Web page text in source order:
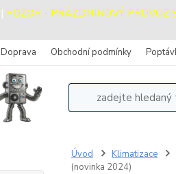
| POZOR - PRÁZDNINOVÝ
Doprava Obchodní podmínky
Úvod Klimatizace
(novinka 2024)